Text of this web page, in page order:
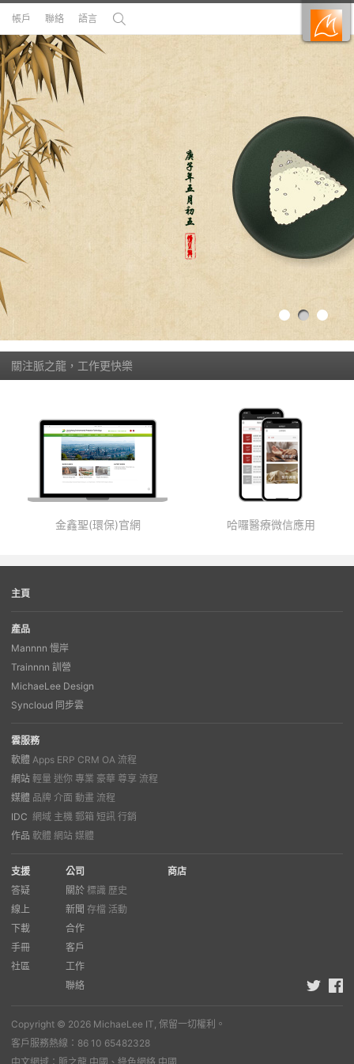
帳戶 聯絡 語言
關注脈之龍，工作更快樂
金鑫聖(環保)官網 哈囉醫療微信應用
主頁
產品
Mannnn 慢岸
Trainnnn 訓營
MichaeLee Design
Syncloud 同步雲
雲服務
軟體 Apps ERP CRM OA 流程
網站 輕量 迷你 專業 豪華 尊享 流程
媒體 品牌 介面 動畫 流程
IDC 網域 主機 郵箱 短訊 行銷
作品 軟體 網站 媒體
支援
答疑
線上
下載
手冊
社區
公司
關於 標識 歷史
新聞 存檔 活動
合作
客戶
工作
聯絡
商店
Copyright © 2026 MichaeLee IT, 保留一切權利。
客戶服務熱線：86 10 65482328